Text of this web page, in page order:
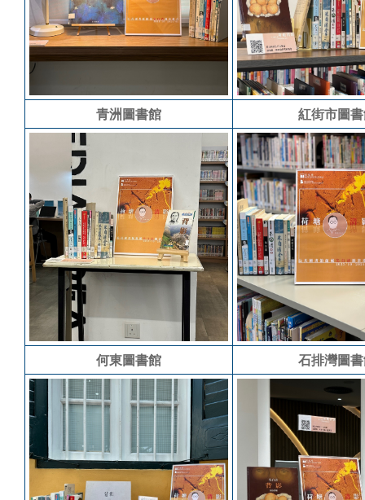
青洲圖書館 紅街市圖
何東圖書館 石排灣圖